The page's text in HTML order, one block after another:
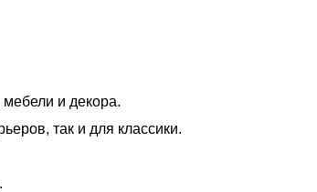
и декора.
так и для классики.